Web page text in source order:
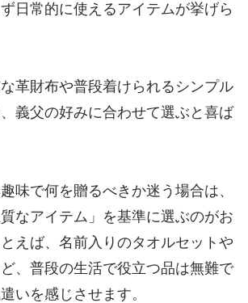
日常的に使えるアイテムが挙げら
革財布や普段着けられるシンプル
義父の好みに合わせて選ぶと喜ば
味で何を贈るべきか迷う場合は、
質なアイテム」を基準に選ぶのがお
えば、名前入りのタオルセットや
、普段の生活で役立つ品は無難で
いを感じさせます。